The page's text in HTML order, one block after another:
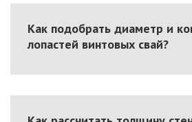
Как подобрать диаметр и
лопастей винтовых свай?